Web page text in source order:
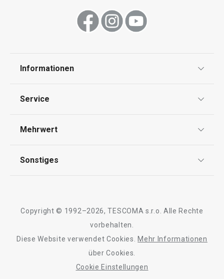
Informationen
Impressum
Service
Rückgabe von Waren/Reklamation
Mehrwert
Sonstiges
Barrierefreiheit
Copyright © 1992–2026, TESCOMA s.r.o. Alle Rechte
vorbehalten.
Diese Website verwendet Cookies.
Mehr Informationen
über Cookies.
Cookie Einstellungen